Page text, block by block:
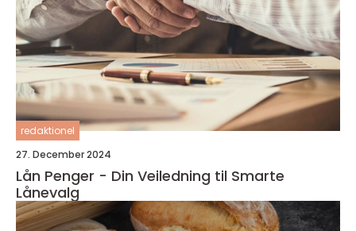
redaktionel
27. December 2024
Lån Penger - Din Veiledning til Smarte
Lånevalg